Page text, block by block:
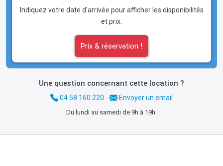
Indiquez votre date d'arrivée pour afficher les disponibilités
et prix.
Prix & réservation !
Une question concernant cette location ?
04 58 160 220 Envoyer un email
Du lundi au samedi de 9h à 19h.